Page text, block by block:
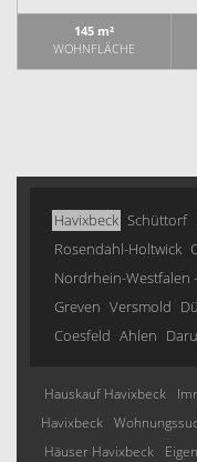
145 m²
WOHNFLÄCHE
Havixbeck Schüttorf
Rosendahl-Holtwick
Nordrhein-Westfalen
Greven Versmold
Coesfeld Ahlen
Hauskauf Havixbeck
Havixbeck
Häuser Havixbeck